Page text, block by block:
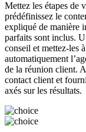
Mettez les étapes de
prédéfinissez le
expliqué de manière
parfaits sont inclus.
conseil et mettez-les
automatiquement
de la réunion client.
contact client et
axés sur les résultats.